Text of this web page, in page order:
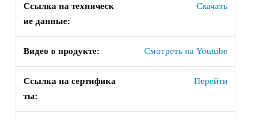
Ссылка на техническ
ие данные:
Скачать
Видео о продукте: Смотреть на Youtube
Ссылка на сертифика
ты:
Перейти